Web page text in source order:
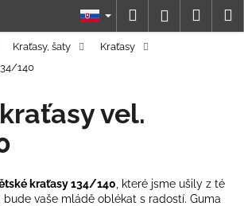
Hľadať
Kraťasy, šaty
Kraťasy
140
vel.
kraťasy 134/140 , které jsme ušily z té
bude vaše mládě oblékat s radostí. Guma